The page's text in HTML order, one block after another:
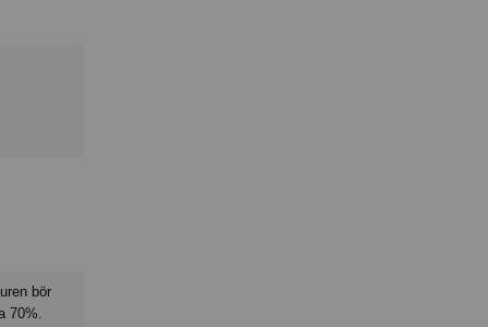
bör
70%.